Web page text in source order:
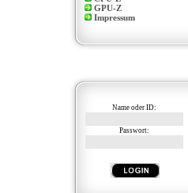
GPU-Z
Impressum
Name oder ID:
Passwort: